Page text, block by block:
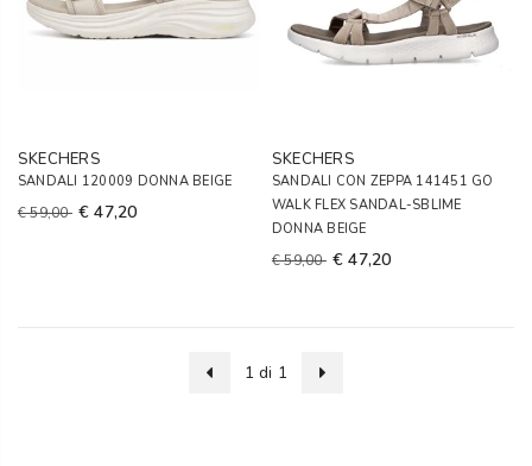
SKECHERS
SANDALI 120009 DONNA BEIGE
€ 59,00 € 47,20
SKECHERS
SANDALI CON ZEPPA 141451 GO
WALK FLEX SANDAL-SBLIME
DONNA BEIGE
€ 59,00 € 47,20
1 di 1